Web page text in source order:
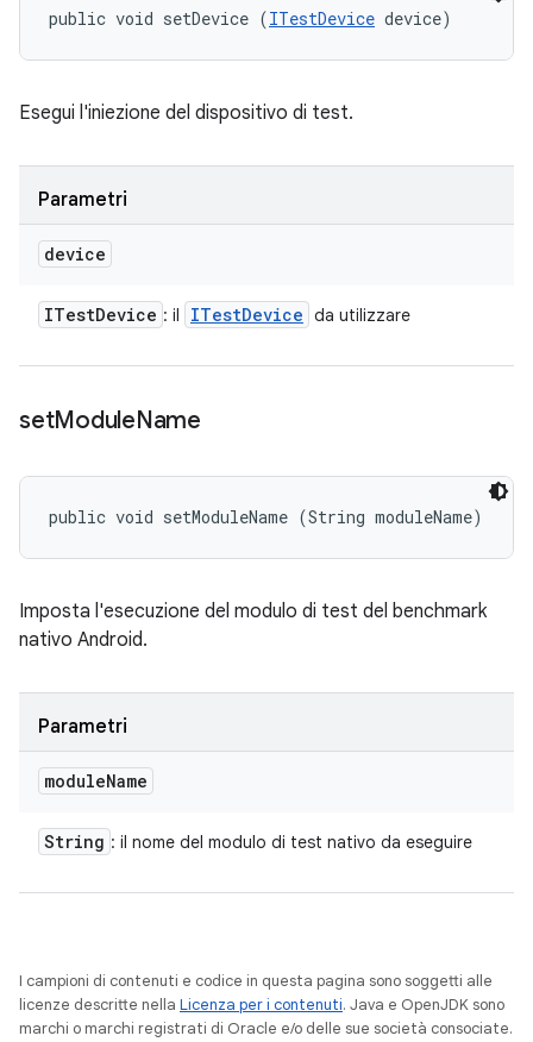
public void setDevice (ITestDevice device)
Esegui l'iniezione del dispositivo di test.
Parametri
device
ITestDevice : il ITestDevice da utilizzare
setModuleName
public void setModuleName (String moduleName)
Imposta l'esecuzione del modulo di test del benchmark
nativo Android.
Parametri
moduleName
String : il nome del modulo di test nativo da eseguire
I campioni di contenuti e codice in questa pagina sono soggetti alle
licenze descritte nella Licenza per i contenuti. Java e OpenJDK sono
marchi o marchi registrati di Oracle e/o delle sue società consociate.